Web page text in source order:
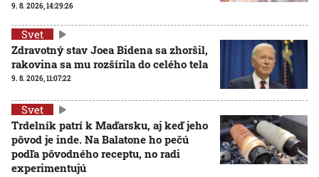
9. 8. 2026, 14:29:26
Svet
Zdravotný stav Joea Bidena sa zhoršil,
rakovina sa mu rozšírila do celého tela
9. 8. 2026, 11:07:22
Svet
Trdelník patrí k Maďarsku, aj keď jeho
pôvod je inde. Na Balatone ho pečú
podľa pôvodného receptu, no radi
experimentujú